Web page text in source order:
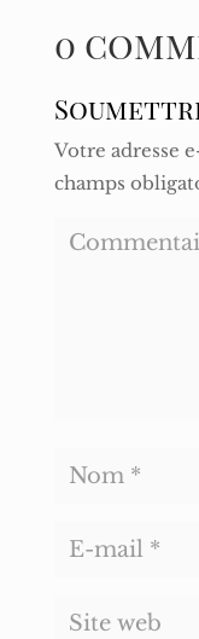
0
Votre adresse
champs